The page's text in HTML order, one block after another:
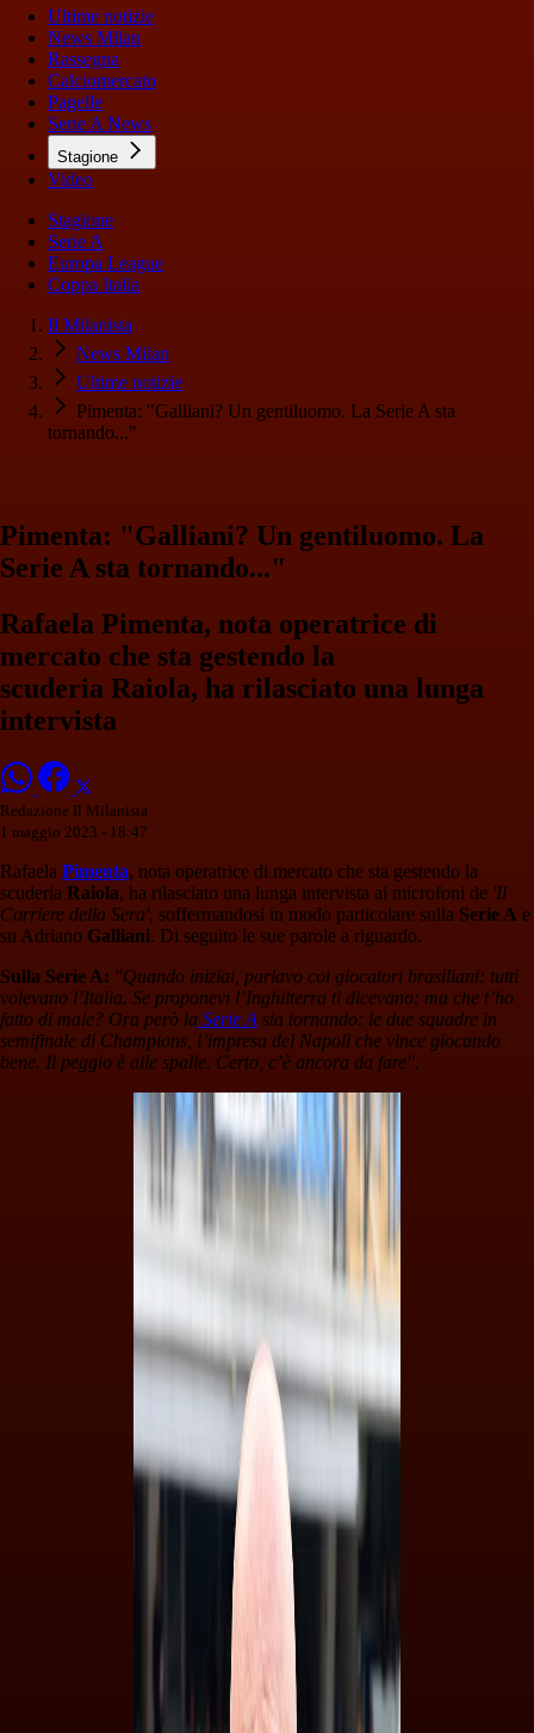
Ultime notizie
News Milan
Rassegna
Calciomercato
Pagelle
Serie A News
Stagione
Video
Stagione
Serie A
Europa League
Coppa Italia
Il Milanista
News Milan
Ultime notizie
Pimenta: "Galliani? Un gentiluomo. La Serie A sta
tornando..."
Pimenta: "Galliani? Un gentiluomo. La
Serie A sta tornando..."
Rafaela Pimenta, nota operatrice di
mercato che sta gestendo la
scuderia Raiola, ha rilasciato una lunga
intervista
Redazione Il Milanista
1 maggio 2023 - 18:47
Rafaela Pimenta, nota operatrice di mercato che sta gestendo la
scuderia Raiola, ha rilasciato una lunga intervista ai microfoni de 'Il
Corriere della Sera', soffermandosi in modo particolare sulla Serie A e
su Adriano Galliani. Di seguito le sue parole a riguardo.
Sulla Serie A: "Quando iniziai, parlavo coi giocatori brasiliani: tutti
volevano l’Italia. Se proponevi l’Inghilterra ti dicevano: ma che t’ho
fatto di male? Ora però la Serie A sta tornando: le due squadre in
semifinale di Champions, l’impresa del Napoli che vince giocando
bene. Il peggio è alle spalle. Certo, c’è ancora da fare".